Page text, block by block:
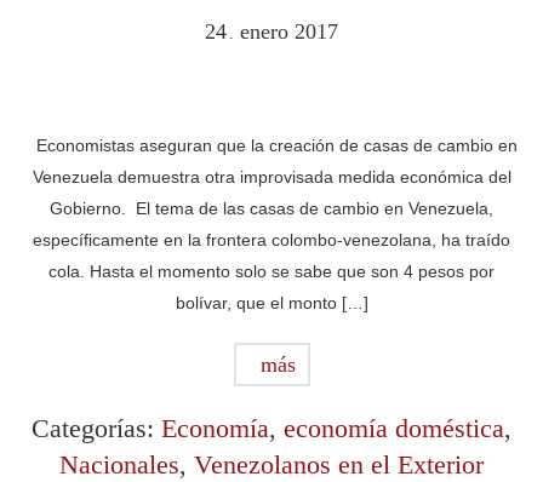
24 . enero 2017
Economistas aseguran que la creación de casas de cambio en
Venezuela demuestra otra improvisada medida económica del
Gobierno. El tema de las casas de cambio en Venezuela,
específicamente en la frontera colombo-venezolana, ha traído
cola. Hasta el momento solo se sabe que son 4 pesos por
bolívar, que el monto […]
más
Categorías: Economía, economía doméstica,
Nacionales, Venezolanos en el Exterior